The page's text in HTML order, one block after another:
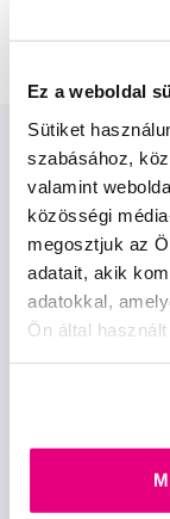
Ez a weboldal
Sütiket
szabásához,
valamint
közösségi
megosztjuk az
adatait, akik
adatokkal,
Ön által
Hírek és